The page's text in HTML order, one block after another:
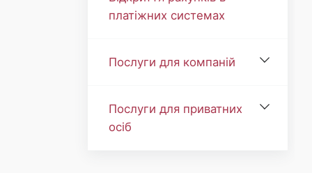
платіжних системах
Послуги для компаній
Послуги для приватних
осіб